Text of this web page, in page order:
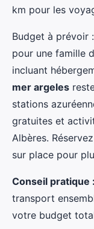
km pour les
Budget à prévoir
pour une famille
incluant
mer argeles
stations
gratuites et
Albères.
sur place pour
Conseil pratique :
transport
votre budget